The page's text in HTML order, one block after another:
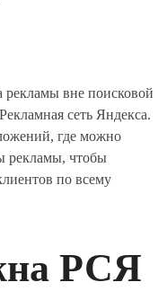
вне поисковой
сеть Яндекса.
где можно
рекламы, чтобы
по всему
РСЯ